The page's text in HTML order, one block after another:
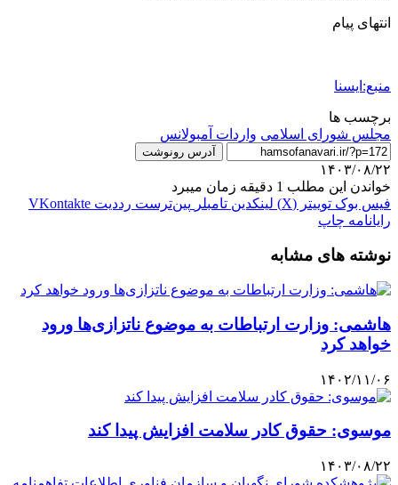
انتهای پیام
منبع:ایسنا
برچسب ها
مجلس شورای اسلامی واردات آمبولانس
آدرس رونوشت
۱۴۰۳/۰۸/۲۲
خواندن این مطلب 1 دقیقه زمان میبرد
فیس بوک توییتر (X) لینکدین ‫تامبلر ‫پین‌ترست ‫رددیت ‫VKontakte
رایانامه چاپ
نوشته های مشابه
هاشمی: وزارت ارتباطات به موضوع ناتزازی‌ها ورود
خواهد کرد
۱۴۰۲/۱۱/۰۶
موسوی: حقوق کادر سلامت افزایش پیدا کند
۱۴۰۳/۰۸/۲۲